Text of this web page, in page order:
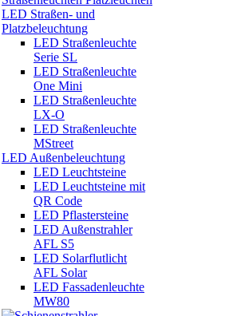
LED Straßen- und
Platzbeleuchtung
LED Straßenleuchte
Serie SL
LED Straßenleuchte
One Mini
LED Straßenleuchte
LX-O
LED Straßenleuchte
MStreet
LED Außenbeleuchtung
LED Leuchtsteine
LED Leuchtsteine mit
QR Code
LED Pflastersteine
LED Außenstrahler
AFL S5
LED Solarflutlicht
AFL Solar
LED Fassadenleuchte
MW80